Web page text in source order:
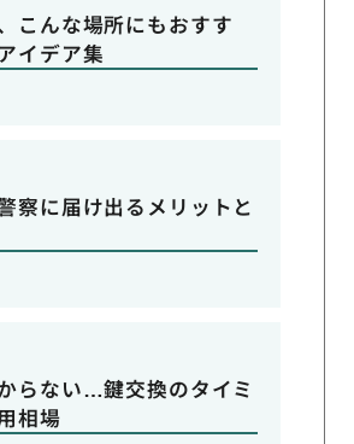
こんな場所にもおすす
イデア集
察に届け出るメリットと
らない…鍵交換のタイミ
相場